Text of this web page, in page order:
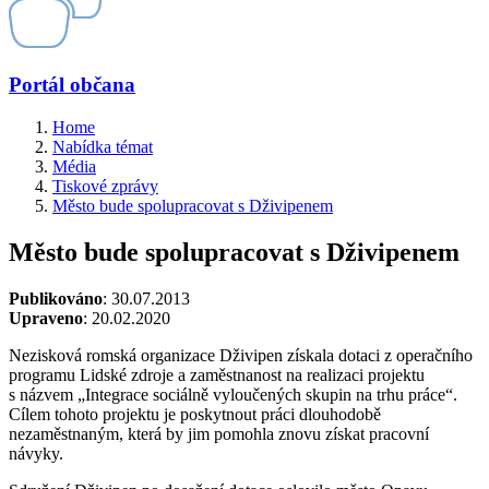
Portál občana
Home
Nabídka témat
Média
Tiskové zprávy
Město bude spolupracovat s Dživipenem
Město bude spolupracovat s Dživipenem
Publikováno: 30.07.2013
Upraveno: 20.02.2020
Nezisková romská organizace Dživipen získala dotaci z operačního
programu Lidské zdroje a zaměstnanost na realizaci projektu
s názvem „Integrace sociálně vyloučených skupin na trhu práce“.
Cílem tohoto projektu je poskytnout práci dlouhodobě
nezaměstnaným, která by jim pomohla znovu získat pracovní
návyky.